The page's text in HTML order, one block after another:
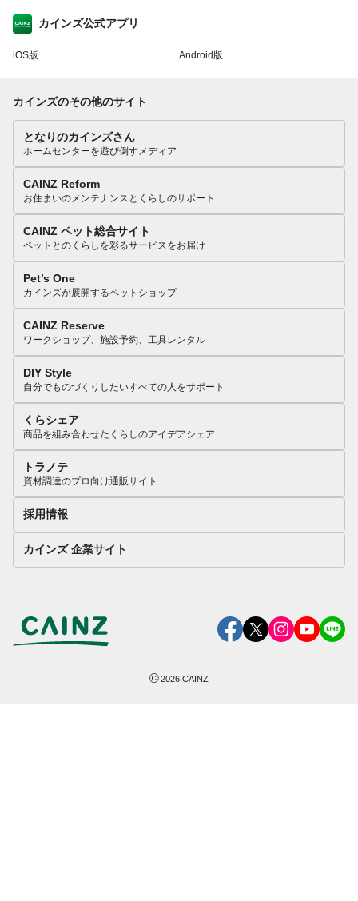
カインズ公式アプリ
iOS版 Android版
カインズのその他のサイト
となりのカインズさん
ホームセンターを遊び倒すメディア
CAINZ Reform
お住まいのメンテナンスとくらしのサポート
CAINZ ペット総合サイト
ペットとのくらしを彩るサービスをお届け
Pet’s One
カインズが展開するペットショップ
CAINZ Reserve
ワークショップ、施設予約、工具レンタル
DIY Style
自分でものづくりしたいすべての人をサポート
くらシェア
商品を組み合わせたくらしのアイデアシェア
トラノテ
資材調達のプロ向け通販サイト
採用情報
カインズ 企業サイト
©2026 CAINZ